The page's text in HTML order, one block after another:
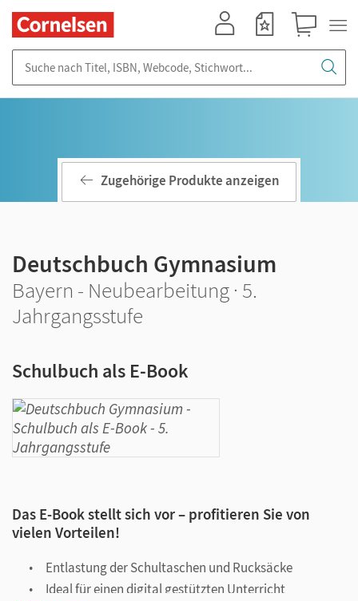
Zugehörige Produkte anzeigen
Deutschbuch Gymnasium
Bayern - Neubearbeitung · 5.
Jahrgangsstufe
Schulbuch als E-Book
Das E-Book stellt sich vor – profitieren Sie von
vielen Vorteilen!
Entlastung der Schultaschen und Rucksäcke
Ideal für einen digital gestützten Unterricht